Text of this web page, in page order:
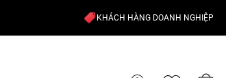
KHÁCH HÀNG DOANH NGHIỆP